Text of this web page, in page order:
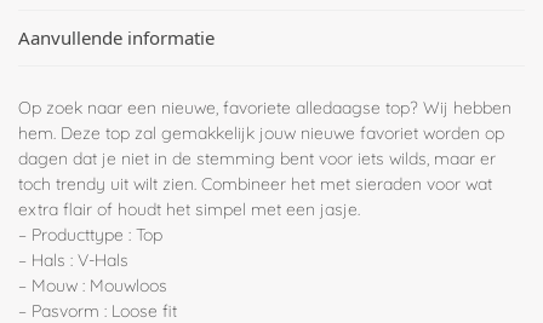
Aanvullende informatie
Op zoek naar een nieuwe, favoriete alledaagse top? Wij hebben
hem. Deze top zal gemakkelijk jouw nieuwe favoriet worden op
dagen dat je niet in de stemming bent voor iets wilds, maar er
toch trendy uit wilt zien. Combineer het met sieraden voor wat
extra flair of houdt het simpel met een jasje.
– Producttype : Top
– Hals : V-Hals
– Mouw : Mouwloos
– Pasvorm : Loose fit